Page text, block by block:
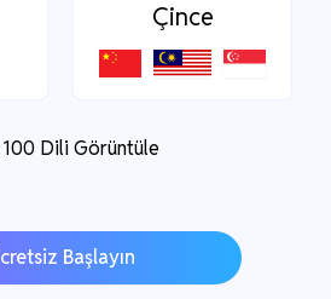
Çince
100 Dili Görüntüle
Başlayın